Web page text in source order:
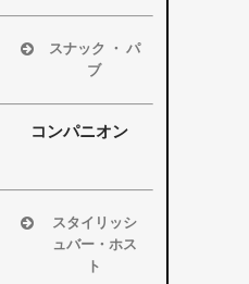
浜松市
磐田市
袋井市
掛川市
その他エリ
スナック ・ パ
ブ
浜松市
磐田市
掛川市
その他エリ
ア
コンパニオン
スタイリッシ
ュバー・ホス
ト